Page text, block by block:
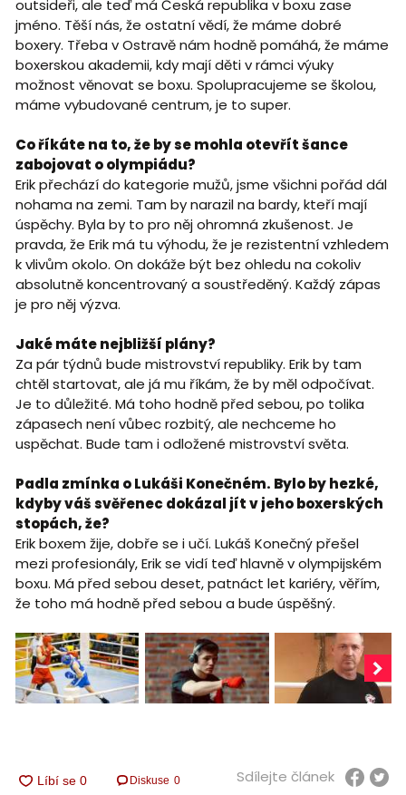
outsideři, ale teď má Česká republika v boxu zase
jméno. Těší nás, že ostatní vědí, že máme dobré
boxery. Třeba v Ostravě nám hodně pomáhá, že máme
boxerskou akademii, kdy mají děti v rámci výuky
možnost věnovat se boxu. Spolupracujeme se školou,
máme vybudované centrum, je to super.
Co říkáte na to, že by se mohla otevřít šance
zabojovat o olympiádu?
Erik přechází do kategorie mužů, jsme všichni pořád dál
nohama na zemi. Tam by narazil na bardy, kteří mají
úspěchy. Byla by to pro něj ohromná zkušenost. Je
pravda, že Erik má tu výhodu, že je rezistentní vzhledem
k vlivům okolo. On dokáže být bez ohledu na cokoliv
absolutně koncentrovaný a soustředěný. Každý zápas
je pro něj výzva.
Jaké máte nejbližší plány?
Za pár týdnů bude mistrovství republiky. Erik by tam
chtěl startovat, ale já mu říkám, že by měl odpočívat.
Je to důležité. Má toho hodně před sebou, po tolika
zápasech není vůbec rozbitý, ale nechceme ho
uspěchat. Bude tam i odložené mistrovství světa.
Padla zmínka o Lukáši Konečném. Bylo by hezké,
kdyby váš svěřenec dokázal jít v jeho boxerských
stopách, že?
Erik boxem žije, dobře se i učí. Lukáš Konečný přešel
mezi profesionály, Erik se vidí teď hlavně v olympijském
boxu. Má před sebou deset, patnáct let kariéry, věřím,
že toho má hodně před sebou a bude úspěšný.
Diskuse 0 Sdílejte článek